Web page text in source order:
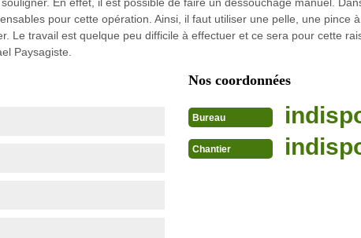
pour cette opération. Ainsi, il faut utiliser une pelle, une pince
Le travail est quelque peu difficile à effectuer et ce sera pour cette
Paysagiste.
Nos coordonnées
Bureau
Chantier